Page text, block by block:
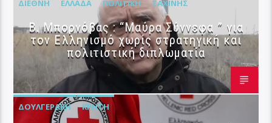
ΔΙΕΘΝΉ ΕΛΛΆΔΑ ΠΟΛΙΤΙΚΉ ΣΑΧΊΝΗΣ
B. Μπορνόβας : “Μαύρα Σύννεφα ” για
τον Ελληνισμό χωρίς στρατηγική και
πολιτιστική διπλωματία
ΔΟΥΛΓΕΡΆΚΗ ΚΡΉΤΗ